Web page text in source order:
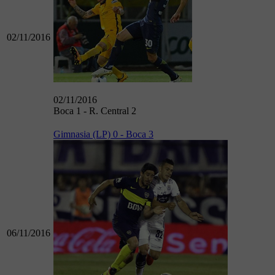
02/11/2016
02/11/2016
Boca 1 - R. Central 2
06/11/2016
Gimnasia (LP) 0 - Boca 3